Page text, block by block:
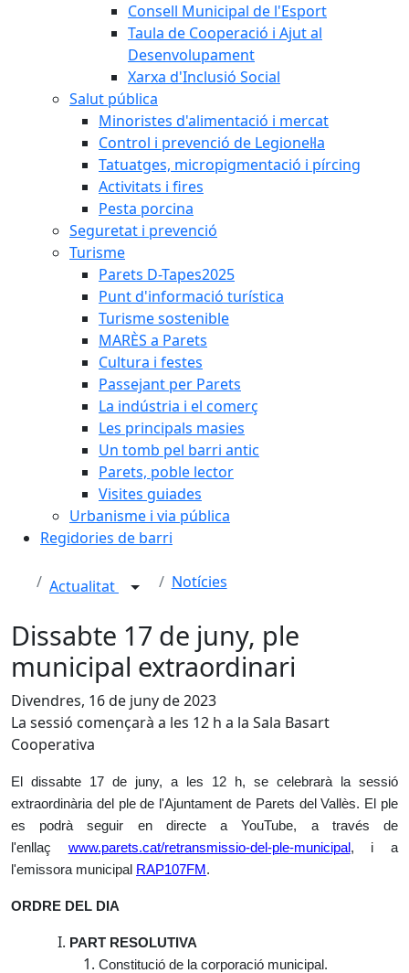
Consell Municipal de l'Esport
Taula de Cooperació i Ajut al
Desenvolupament
Xarxa d'Inclusió Social
Salut pública
Minoristes d'alimentació i mercat
Control i prevenció de Legionel·la
Tatuatges, micropigmentació i pírcing
Activitats i fires
Pesta porcina
Seguretat i prevenció
Turisme
Parets D-Tapes2025
Punt d'informació turística
Turisme sostenible
MARÈS a Parets
Cultura i festes
Passejant per Parets
La indústria i el comerç
Les principals masies
Un tomb pel barri antic
Parets, poble lector
Visites guiades
Urbanisme i via pública
Regidories de barri
Actualitat Notícies
Dissabte 17 de juny, ple
municipal extraordinari
Divendres, 16 de juny de 2023
La sessió començarà a les 12 h a la Sala Basart
Cooperativa
El dissabte 17 de juny, a les 12 h, se celebrarà la sessió
extraordinària del ple de l'Ajuntament de Parets del Vallès. El ple
es podrà seguir en directe a YouTube, a través de
l'enllaç www.parets.cat/retransmissio-del-ple-municipal , i a
l'emissora municipal RAP107FM .
ORDRE DEL DIA
PART RESOLUTIVA
Constitució de la corporació municipal.